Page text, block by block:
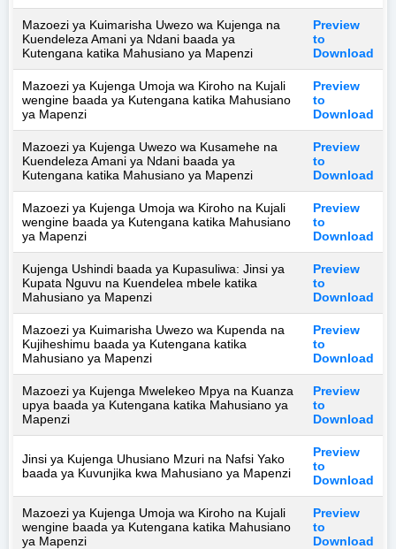
Mazoezi ya Kuimarisha Uwezo wa Kujenga na
Kuendeleza Amani ya Ndani baada ya
Kutengana katika Mahusiano ya Mapenzi
Preview
to
Download
Mazoezi ya Kujenga Umoja wa Kiroho na Kujali
wengine baada ya Kutengana katika Mahusiano
ya Mapenzi
Preview
to
Download
Mazoezi ya Kujenga Uwezo wa Kusamehe na
Kuendeleza Amani ya Ndani baada ya
Kutengana katika Mahusiano ya Mapenzi
Preview
to
Download
Mazoezi ya Kujenga Umoja wa Kiroho na Kujali
wengine baada ya Kutengana katika Mahusiano
ya Mapenzi
Preview
to
Download
Kujenga Ushindi baada ya Kupasuliwa: Jinsi ya
Kupata Nguvu na Kuendelea mbele katika
Mahusiano ya Mapenzi
Preview
to
Download
Mazoezi ya Kuimarisha Uwezo wa Kupenda na
Kujiheshimu baada ya Kutengana katika
Mahusiano ya Mapenzi
Preview
to
Download
Mazoezi ya Kujenga Mwelekeo Mpya na Kuanza
upya baada ya Kutengana katika Mahusiano ya
Mapenzi
Preview
to
Download
Jinsi ya Kujenga Uhusiano Mzuri na Nafsi Yako
baada ya Kuvunjika kwa Mahusiano ya Mapenzi
Preview
to
Download
Mazoezi ya Kujenga Umoja wa Kiroho na Kujali
wengine baada ya Kutengana katika Mahusiano
ya Mapenzi
Preview
to
Download